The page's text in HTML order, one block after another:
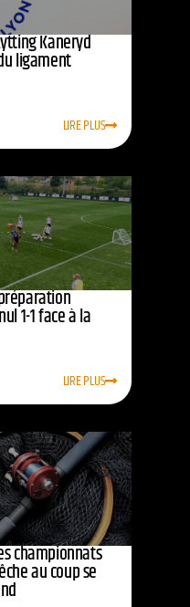
Kaneryd
ligament
LIRE PLUS
1-1 face à la
LIRE PLUS
championnats
au coup se